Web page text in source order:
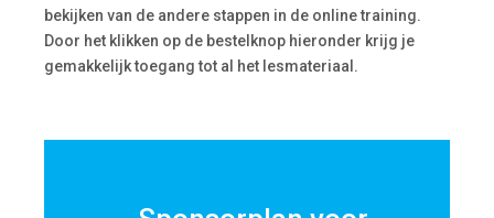
bekijken van de andere stappen in de online training.
Door het klikken op de bestelknop hieronder krijg je
gemakkelijk toegang tot al het lesmateriaal.